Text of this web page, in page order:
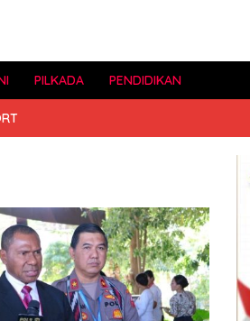
PILKADA PENDIDIKAN